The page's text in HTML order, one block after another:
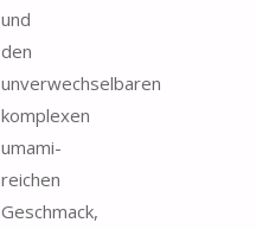
und
den
unverwechselbaren
komplexen
umami-
reichen
Geschmack,